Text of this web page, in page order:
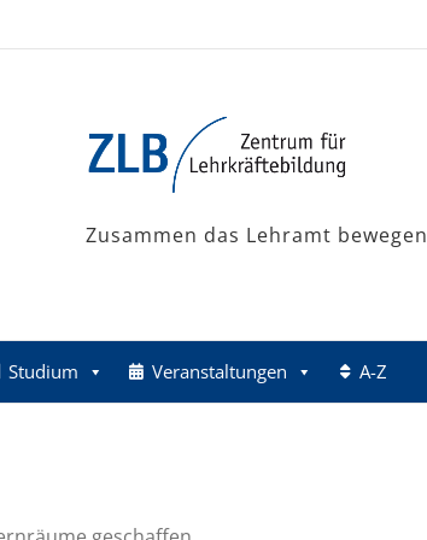
Zusammen das Lehramt bewegen
Studium Veranstaltungen A-Z